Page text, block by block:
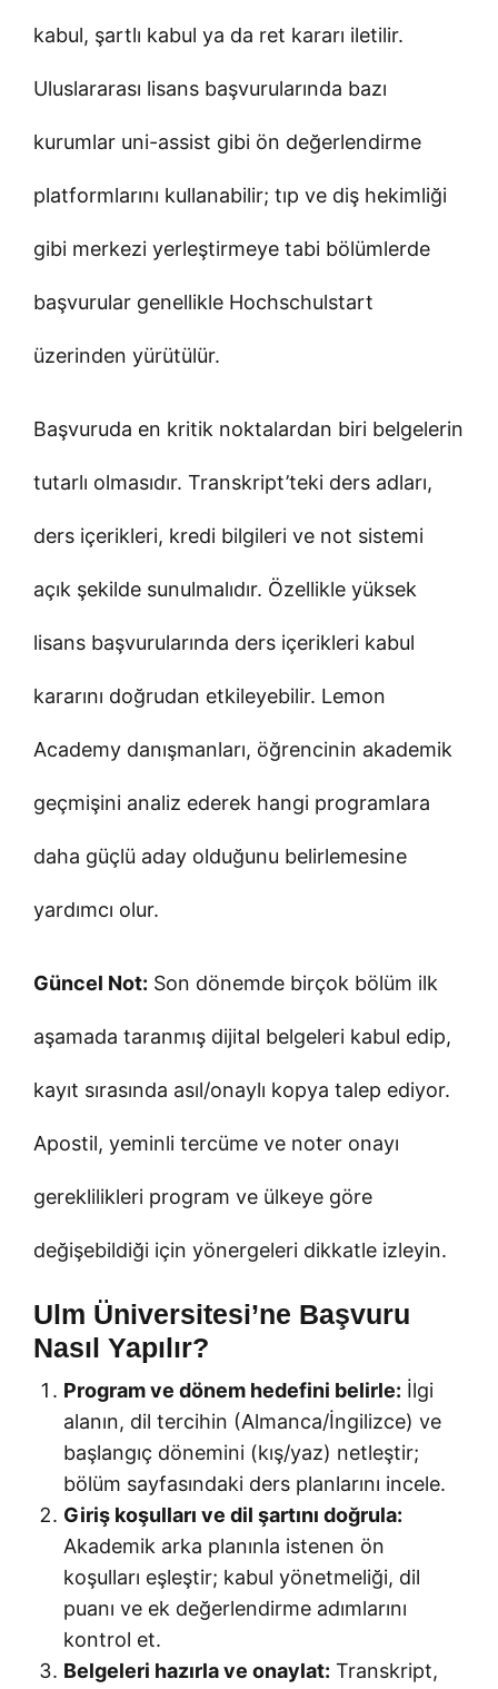
kabul, şartlı kabul ya da ret kararı iletilir.
Uluslararası lisans başvurularında bazı
kurumlar uni-assist gibi ön değerlendirme
platformlarını kullanabilir; tıp ve diş hekimliği
gibi merkezi yerleştirmeye tabi bölümlerde
başvurular genellikle Hochschulstart
üzerinden yürütülür.
Başvuruda en kritik noktalardan biri belgelerin
tutarlı olmasıdır. Transkript’teki ders adları,
ders içerikleri, kredi bilgileri ve not sistemi
açık şekilde sunulmalıdır. Özellikle yüksek
lisans başvurularında ders içerikleri kabul
kararını doğrudan etkileyebilir. Lemon
Academy danışmanları, öğrencinin akademik
geçmişini analiz ederek hangi programlara
daha güçlü aday olduğunu belirlemesine
yardımcı olur.
Güncel Not: Son dönemde birçok bölüm ilk
aşamada taranmış dijital belgeleri kabul edip,
kayıt sırasında asıl/onaylı kopya talep ediyor.
Apostil, yeminli tercüme ve noter onayı
gereklilikleri program ve ülkeye göre
değişebildiği için yönergeleri dikkatle izleyin.
Ulm Üniversitesi’ne Başvuru
Nasıl Yapılır?
Program ve dönem hedefini belirle: İlgi
alanın, dil tercihin (Almanca/İngilizce) ve
başlangıç dönemini (kış/yaz) netleştir;
bölüm sayfasındaki ders planlarını incele.
Giriş koşulları ve dil şartını doğrula:
Akademik arka planınla istenen ön
koşulları eşleştir; kabul yönetmeliği, dil
puanı ve ek değerlendirme adımlarını
kontrol et.
Belgeleri hazırla ve onaylat: Transkript,